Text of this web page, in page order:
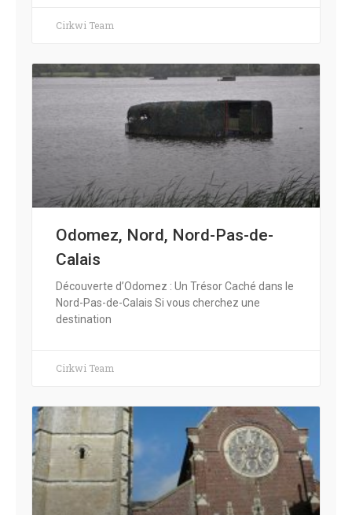
Cirkwi Team
Odomez, Nord, Nord-Pas-de-
Calais
Découverte d’Odomez : Un Trésor Caché dans le
Nord-Pas-de-Calais Si vous cherchez une
destination
Cirkwi Team